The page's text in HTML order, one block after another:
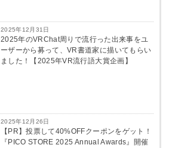
2025年12月31日
2025年のVRChat周りで流行った出来事をユ
ーザーから募って、VR書道家に描いてもらい
ました！【2025年VR流行語大賞企画】
2025年12月26日
【PR】投票して40%OFFクーポンをゲット！
『PICO STORE 2025 Annual Awards』開催